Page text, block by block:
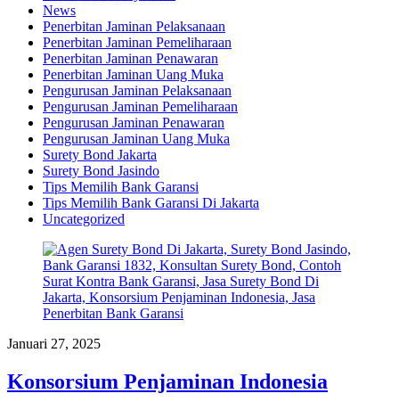
News
Penerbitan Jaminan Pelaksanaan
Penerbitan Jaminan Pemeliharaan
Penerbitan Jaminan Penawaran
Penerbitan Jaminan Uang Muka
Pengurusan Jaminan Pelaksanaan
Pengurusan Jaminan Pemeliharaan
Pengurusan Jaminan Penawaran
Pengurusan Jaminan Uang Muka
Surety Bond Jakarta
Surety Bond Jasindo
Tips Memilih Bank Garansi
Tips Memilih Bank Garansi Di Jakarta
Uncategorized
Januari 27, 2025
Konsorsium Penjaminan Indonesia